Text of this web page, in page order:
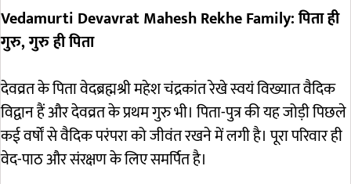
Vedamurti Devavrat Mahesh Rekhe Family: पिता ही
गुरु, गुरु ही पिता
देवव्रत के पिता वेदब्रह्मश्री महेश चंद्रकांत रेखे स्वयं विख्यात वैदिक
विद्वान हैं और देवव्रत के प्रथम गुरु भी। पिता-पुत्र की यह जोड़ी पिछले
कई वर्षों से वैदिक परंपरा को जीवंत रखने में लगी है। पूरा परिवार ही
वेद-पाठ और संरक्षण के लिए समर्पित है।